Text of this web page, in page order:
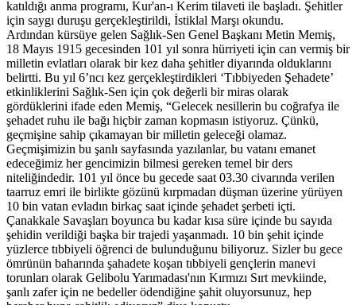
katıldığı anma programı, Kur'an-ı Kerim tilaveti ile başladı. Şehitler
için saygı duruşu gerçekleştirildi, İstiklal Marşı okundu.
Ardından kürsüye gelen Sağlık-Sen Genel Başkanı Metin Memiş,
18 Mayıs 1915 gecesinden 101 yıl sonra hürriyeti için can vermiş bir
milletin evlatları olarak bir kez daha şehitler diyarında olduklarını
belirtti. Bu yıl 6’ncı kez gerçekleştirdikleri ‘Tıbbiyeden Şehadete’
etkinliklerini Sağlık-Sen için çok değerli bir miras olarak
gördüklerini ifade eden Memiş, “Gelecek nesillerin bu coğrafya ile
şehadet ruhu ile bağı hiçbir zaman kopmasın istiyoruz. Çünkü,
geçmişine sahip çıkamayan bir milletin geleceği olamaz.
Geçmişimizin bu şanlı sayfasında yazılanlar, bu vatanı emanet
edeceğimiz her gencimizin bilmesi gereken temel bir ders
niteliğindedir. 101 yıl önce bu gecede saat 03.30 civarında verilen
taarruz emri ile birlikte gözünü kırpmadan düşman üzerine yürüyen
10 bin vatan evladın birkaç saat içinde şehadet şerbeti içti.
Çanakkale Savaşları boyunca bu kadar kısa süre içinde bu sayıda
şehidin verildiği başka bir trajedi yaşanmadı. 10 bin şehit içinde
yüzlerce tıbbiyeli öğrenci de bulunduğunu biliyoruz. Sizler bu gece
ömrünün baharında şahadete koşan tıbbiyeli gençlerin manevi
torunları olarak Gelibolu Yarımadası'nın Kırmızı Sırt mevkiinde,
şanlı zafer için ne bedeller ödendiğine şahit oluyorsunuz, hep